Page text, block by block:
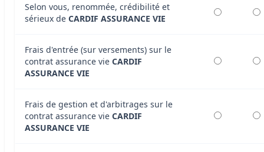
Selon vous, renommée, crédibilité et
sérieux de CARDIF ASSURANCE VIE
Frais d'entrée (sur versements) sur le
contrat assurance vie CARDIF
ASSURANCE VIE
Frais de gestion et d'arbitrages sur le
contrat assurance vie CARDIF
ASSURANCE VIE